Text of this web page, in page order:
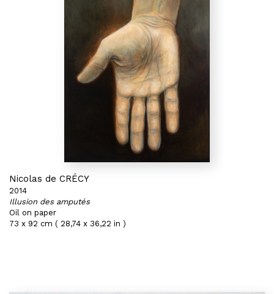
Nicolas de CRÉCY
2014
Illusion des amputés
Oil on paper
73 x 92 cm ( 28,74 x 36,22 in )